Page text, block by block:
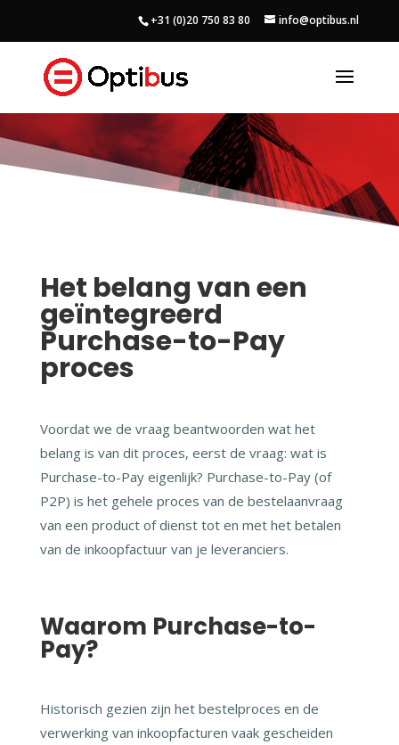
+31 (0)20 750 83 80 info@optibus.nl
Het belang van een
geïntegreerd
Purchase-to-Pay
proces
Voordat we de vraag beantwoorden wat het
belang is van dit proces, eerst de vraag: wat is
Purchase-to-Pay eigenlijk? Purchase-to-Pay (of
P2P) is het gehele proces van de bestelaanvraag
van een product of dienst tot en met het betalen
van de inkoopfactuur van je leveranciers.
Waarom Purchase-to-
Pay?
Historisch gezien zijn het bestelproces en de
verwerking van inkoopfacturen vaak gescheiden